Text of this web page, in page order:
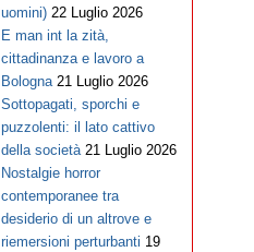
uomini) 22 Luglio 2026
E man int la zità,
cittadinanza e lavoro a
Bologna 21 Luglio 2026
Sottopagati, sporchi e
puzzolenti: il lato cattivo
della società 21 Luglio 2026
Nostalgie horror
contemporanee tra
desiderio di un altrove e
riemersioni perturbanti 19